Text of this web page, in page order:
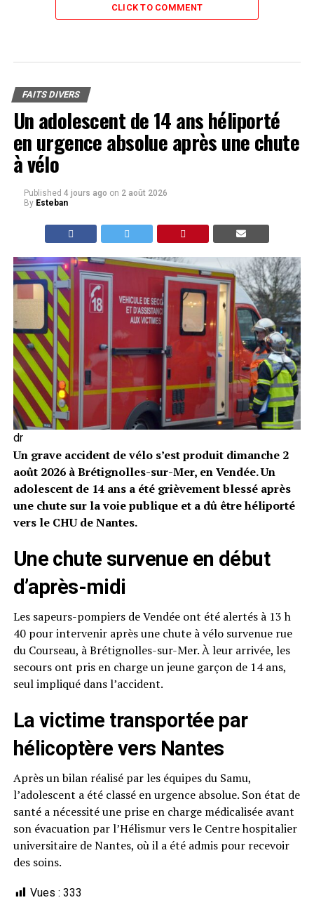
CLICK TO COMMENT
FAITS DIVERS
Un adolescent de 14 ans héliporté
en urgence absolue après une chute
à vélo
Published 4 jours ago on 2 août 2026
By Esteban
dr
Un grave accident de vélo s’est produit dimanche 2
août 2026 à Brétignolles-sur-Mer, en Vendée. Un
adolescent de 14 ans a été grièvement blessé après
une chute sur la voie publique et a dû être héliporté
vers le CHU de Nantes.
Une chute survenue en début
d’après-midi
Les sapeurs-pompiers de Vendée ont été alertés à 13 h
40 pour intervenir après une chute à vélo survenue rue
du Courseau, à Brétignolles-sur-Mer. À leur arrivée, les
secours ont pris en charge un jeune garçon de 14 ans,
seul impliqué dans l’accident.
La victime transportée par
hélicoptère vers Nantes
Après un bilan réalisé par les équipes du Samu,
l’adolescent a été classé en urgence absolue. Son état de
santé a nécessité une prise en charge médicalisée avant
son évacuation par l’Hélismur vers le Centre hospitalier
universitaire de Nantes, où il a été admis pour recevoir
des soins.
Vues : 333